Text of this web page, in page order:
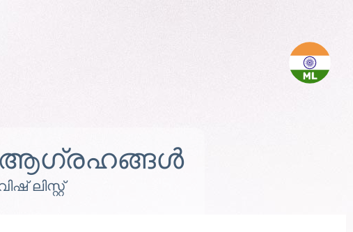
ആഗ്രഹങ്ങൾ
ലിസ്റ്റ്